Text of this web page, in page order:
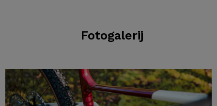
Fotogalerij